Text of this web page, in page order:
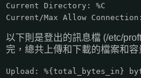
Current Directory: %C
Current/Max Allow Connection:
以下則是登出的訊息檔 (/etc/
完，總共上傳和下載的檔案和容
Upload: %{total_bytes_in}